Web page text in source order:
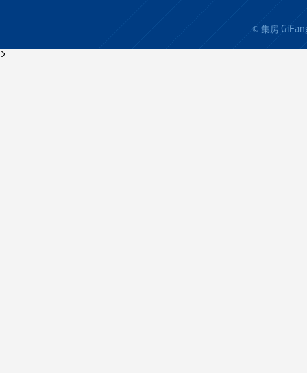
© 集房
>